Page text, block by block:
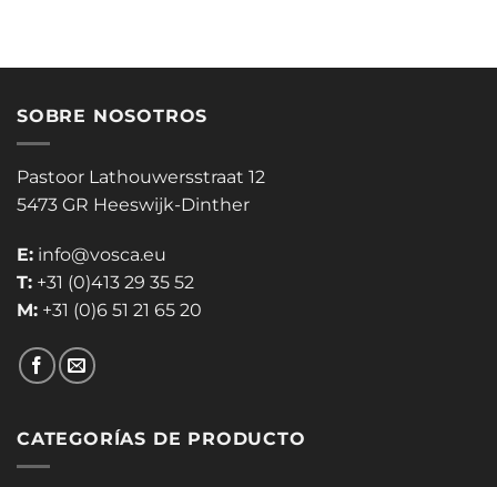
SOBRE NOSOTROS
Pastoor Lathouwersstraat 12
5473 GR Heeswijk-Dinther
E: info@vosca.eu
T: +31 (0)413 29 35 52
M: +31 (0)6 51 21 65 20
CATEGORÍAS DE PRODUCTO